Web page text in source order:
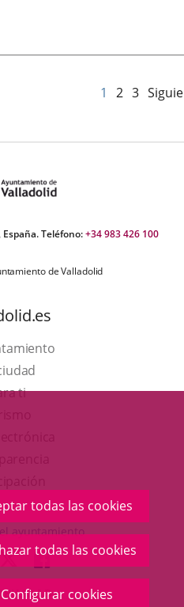
todas las cookies
todas las cookies
Configurar cookies
1 2 3
España. Teléfono:+34 983 426 100
de Valladolid
ti
en
una
ventana
nueva.
aplicación
externa.
ayuntamiento
ENLACE
A
UNA
ENLACE
A
UNA